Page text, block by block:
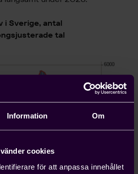
Information Om
cookies
för att anpassa innehållet
i Sverige, antal
tal